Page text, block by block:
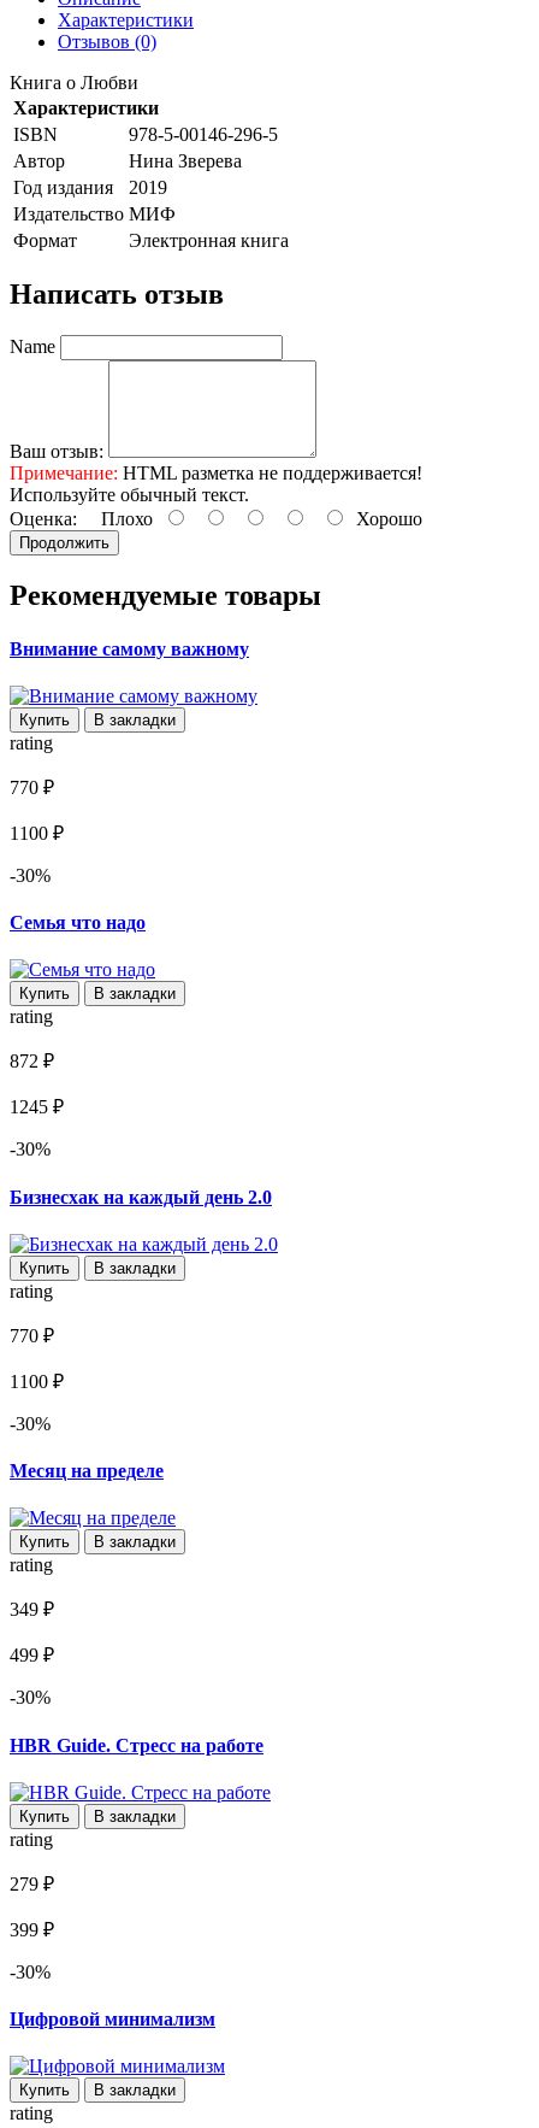
Характеристики
Отзывов (0)
Книга о Любви
Характеристики
ISBN
978-5-00146-296-5
Автор
Нина Зверева
Год издания
2019
Издательство МИФ
Формат
Электронная книга
Написать отзыв
Name
Ваш отзыв:
Примечание: HTML разметка не поддерживается!
Используйте обычный текст.
Оценка: Плохо Хорошо
Продолжить
Рекомендуемые товары
Внимание самому важному
Купить В закладки
rating
770 ₽
1100 ₽
-30%
Семья что надо
Купить В закладки
rating
872 ₽
1245 ₽
-30%
Бизнесхак на каждый день 2.0
Купить В закладки
rating
770 ₽
1100 ₽
-30%
Месяц на пределе
Купить В закладки
rating
349 ₽
499 ₽
-30%
HBR Guide. Стресс на работе
Купить В закладки
rating
279 ₽
399 ₽
-30%
Цифровой минимализм
Купить В закладки
rating